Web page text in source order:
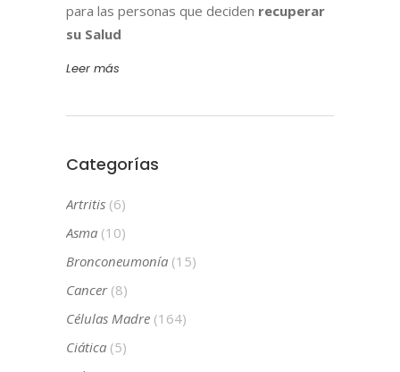
para las personas que deciden recuperar
su Salud
Leer más
Categorías
Artritis (6)
Asma (10)
Bronconeumonía (15)
Cancer(8)
Células Madre (164)
Ciática (5)